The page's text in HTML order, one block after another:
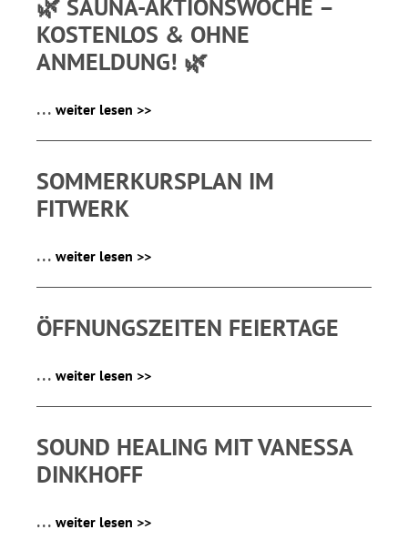
🌿 SAUNA-AKTIONSWOCHE –
KOSTENLOS & OHNE
ANMELDUNG! 🌿
... weiter lesen >>
SOMMERKURSPLAN IM
FITWERK
... weiter lesen >>
ÖFFNUNGSZEITEN FEIERTAGE
... weiter lesen >>
SOUND HEALING MIT VANESSA
DINKHOFF
... weiter lesen >>